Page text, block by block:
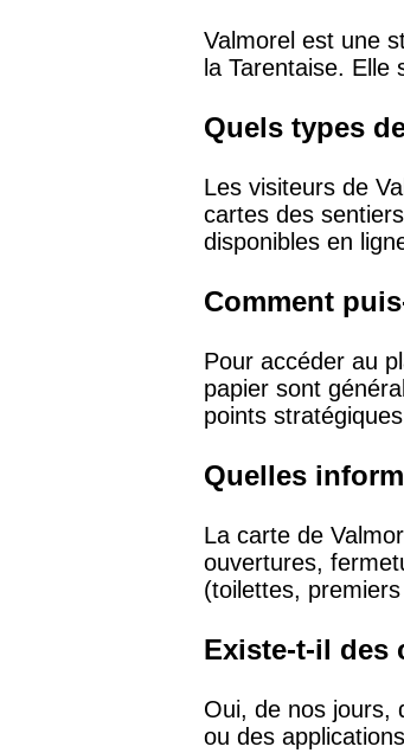
Valmorel est une
la Tarentaise.
Quels types
Les visiteurs de
cartes des
disponibles en
Comment
Pour accéder au
papier sont
points
Quelles
La carte de
ouvertures,
(toilettes,
Existe-t-il des
Oui, de nos jours,
ou des